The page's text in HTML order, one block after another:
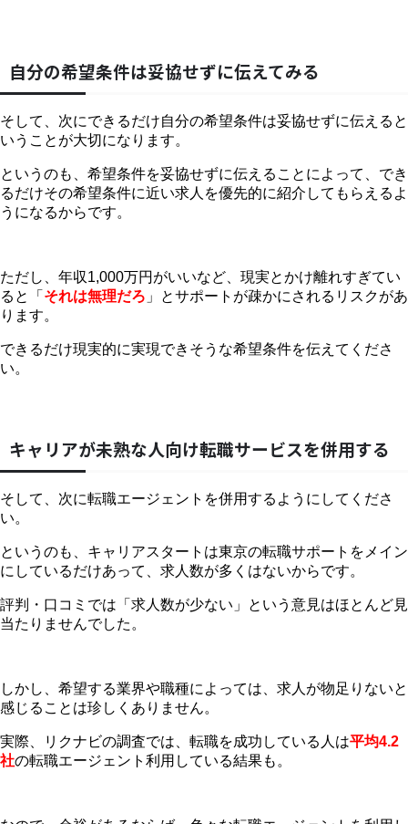
自分の希望条件は妥協せずに伝えてみる
そして、次にできるだけ自分の希望条件は妥協せずに伝えると
いうことが大切になります。
というのも、希望条件を妥協せずに伝えることによって、でき
るだけその希望条件に近い求人を優先的に紹介してもらえるよ
うになるからです。
ただし、年収1,000万円がいいなど、現実とかけ離れすぎてい
ると「 それは無理だろ 」とサポートが疎かにされるリスクがあ
ります。
できるだけ現実的に実現できそうな希望条件を伝えてくださ
い。
キャリアが未熟な人向け転職サービスを併用する
そして、次に転職エージェントを併用するようにしてくださ
い。
というのも、キャリアスタートは東京の転職サポートをメイン
にしているだけあって、求人数が多くはないからです。
評判・口コミでは「求人数が少ない」という意見はほとんど見
当たりませんでした。
しかし、希望する業界や職種によっては、求人が物足りないと
感じることは珍しくありません。
実際、リクナビの調査では、転職を成功している人は平均4.2
社の転職エージェント利用している結果も。